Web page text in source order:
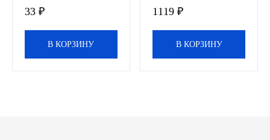
33 ₽
В КОРЗИНУ
1119 ₽
В КОРЗИНУ